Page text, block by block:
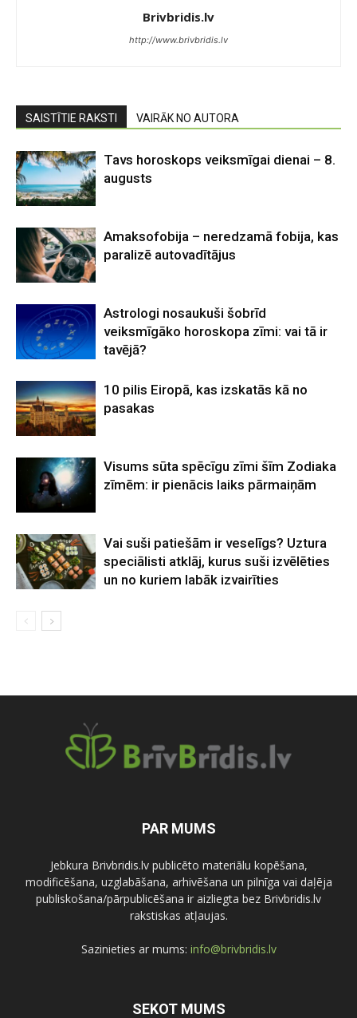
Brivbridis.lv
http://www.brivbridis.lv
SAISTĪTIE RAKSTI VAIRĀK NO AUTORA
Tavs horoskops veiksmīgai dienai – 8.
augusts
Amaksofobija – neredzamā fobija, kas
paralizē autovadītājus
Astrologi nosaukuši šobrīd
veiksmīgāko horoskopa zīmi: vai tā ir
tavējā?
10 pilis Eiropā, kas izskatās kā no
pasakas
Visums sūta spēcīgu zīmi šīm Zodiaka
zīmēm: ir pienācis laiks pārmaiņām
Vai suši patiešām ir veselīgs? Uztura
speciālisti atklāj, kurus suši izvēlēties
un no kuriem labāk izvairīties
PAR MUMS
Jebkura Brivbridis.lv publicēto materiālu kopēšana,
modificēšana, uzglabāšana, arhivēšana un pilnīga vai daļēja
publiskošana/pārpublicēšana ir aizliegta bez Brivbridis.lv
rakstiskas atļaujas.
Sazinieties ar mums: info@brivbridis.lv
SEKOT MUMS